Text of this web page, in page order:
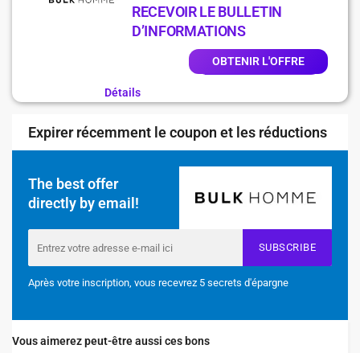
RECEVOIR LE BULLETIN
D’INFORMATIONS
OBTENIR L'OFFRE
Détails
Expirer récemment le coupon et les réductions
The best offer
directly by email!
SUBSCRIBE
Après votre inscription, vous recevrez 5 secrets d'épargne
Vous aimerez peut-être aussi ces bons